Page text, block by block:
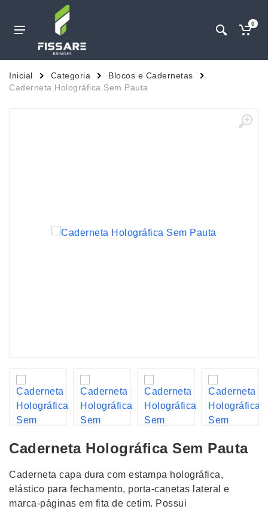
0
Inicial Categoria
Blocos e Cadernetas
Caderneta Holográfica Sem Pauta
Caderneta Holográfica Sem Pauta
Caderneta capa dura com estampa holográfica,
elástico para fechamento, porta-canetas lateral e
marca-páginas em fita de cetim. Possui